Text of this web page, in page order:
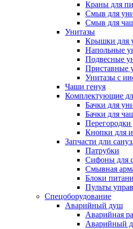
Краны для
Смыв для
Смыв для
Унитазы
Крышки для
Напольные
Подвесные
Приставные
Унитазы с
Чаши генуя
Комплектующие
Бачки для
Бачки для
Перегородки
Кнопки для
Запчасти дли
Патрубки
Сифоны для
Смывная
Блоки
Пульты
Спецоборудование
Аварийный душ
Аварийная
Аварийный